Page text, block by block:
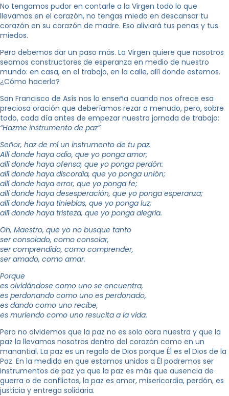
No tengamos pudor en contarle a la Virgen todo lo que
llevamos en el corazón, no tengas miedo en descansar tu
corazón en su corazón de madre. Eso aliviará tus penas y tus
miedos.
Pero debemos dar un paso más. La Virgen quiere que nosotros
seamos constructores de esperanza en medio de nuestro
mundo: en casa, en el trabajo, en la calle, allí donde estemos.
¿Cómo hacerlo?
San Francisco de Asís nos lo enseña cuando nos ofrece esa
preciosa oración que deberíamos rezar a menudo, pero, sobre
todo, cada día antes de empezar nuestra jornada de trabajo:
“Hazme instrumento de paz”.
Señor, haz de mí un instrumento de tu paz.
Allí donde haya odio, que yo ponga amor;
allí donde haya ofensa, que yo ponga perdón:
allí donde haya discordia, que yo ponga unión;
allí donde haya error, que yo ponga fe;
allí donde haya desesperación, que yo ponga esperanza;
allí donde haya tinieblas, que yo ponga luz;
allí donde haya tristeza, que yo ponga alegría.
Oh, Maestro, que yo no busque tanto
ser consolado, como consolar,
ser comprendido, como comprender,
ser amado, como amar.
Porque
es olvidándose como uno se encuentra,
es perdonando como uno es perdonado,
es dando como uno recibe,
es muriendo como uno resucita a la vida.
Pero no olvidemos que la paz no es solo obra nuestra y que la
paz la llevamos nosotros dentro del corazón como en un
manantial. La paz es un regalo de Dios porque Él es el Dios de la
Paz. En la medida en que estamos unidos a Él podremos ser
instrumentos de paz ya que la paz es más que ausencia de
guerra o de conflictos, la paz es amor, misericordia, perdón, es
justicia y entrega solidaria.